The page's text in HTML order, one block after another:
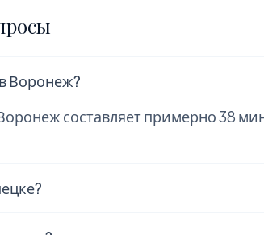
Воронеж?
составляет примерно 38